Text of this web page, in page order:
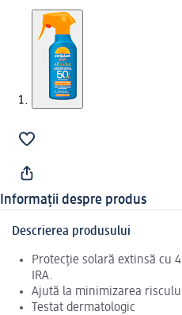
Informații despre produs
Descrierea produsului
Protecție solară extinsă cu
IRA.
Ajută la minimizarea
Testat dermatologic